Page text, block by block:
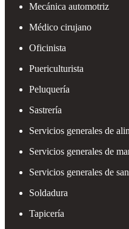
Mecánica automotriz
Médico cirujano
Oficinista
Puericulturista
Peluquería
Sastrería
Servicios generales de
Servicios generales de
Servicios generales de
Soldadura
Tapicería